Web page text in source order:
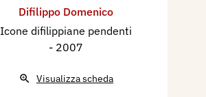
Difilippo Domenico
Icone difilippiane pendenti
- 2007
Visualizza scheda